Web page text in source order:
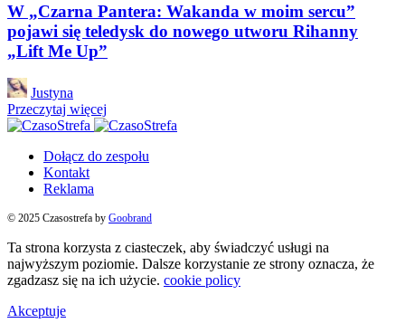
W „Czarna Pantera: Wakanda w moim sercu”
pojawi się teledysk do nowego utworu Rihanny
„Lift Me Up”
Posted
by
Justyna
Przeczytaj więcej
Dołącz do zespołu
Kontakt
Reklama
© 2025 Czasostrefa by Goobrand
Ta strona korzysta z ciasteczek, aby świadczyć usługi na
najwyższym poziomie. Dalsze korzystanie ze strony oznacza, że
zgadzasz się na ich użycie. cookie policy
Akceptuje